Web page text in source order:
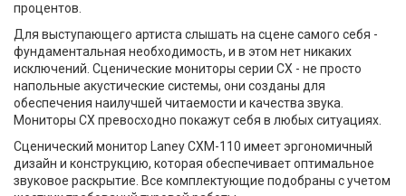
процентов.
Для выступающего артиста слышать на сцене самого себя -
фундаментальная необходимость, и в этом нет никаких
исключений. Сценические мониторы серии CX - не просто
напольные акустические системы, они созданы для
обеспечения наилучшей читаемости и качества звука.
Мониторы CX превосходно покажут себя в любых ситуациях.
Сценический монитор Laney CXM-110 имеет эргономичный
дизайн и конструкцию, которая обеспечивает оптимальное
звуковое раскрытие. Все комплектующие подобраны с учетом